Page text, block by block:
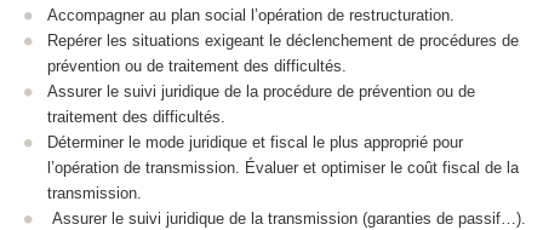
Accompagner au plan social l’opération de restructuration.
Repérer les situations exigeant le déclenchement de procédures de
prévention ou de traitement des difficultés.
Assurer le suivi juridique de la procédure de prévention ou de
traitement des difficultés.
Déterminer le mode juridique et fiscal le plus approprié pour
l’opération de transmission. Évaluer et optimiser le coût fiscal de la
transmission.
Assurer le suivi juridique de la transmission (garanties de passif…).